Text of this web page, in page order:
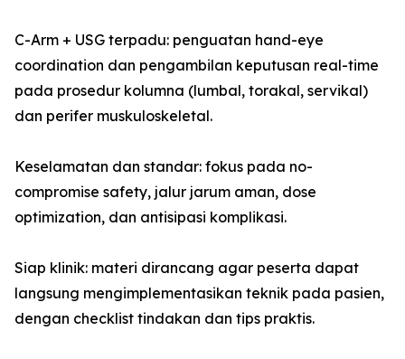
C-Arm + USG terpadu: penguatan hand-eye
coordination dan pengambilan keputusan real-time
pada prosedur kolumna (lumbal, torakal, servikal)
dan perifer muskuloskeletal.
Keselamatan dan standar: fokus pada no-
compromise safety, jalur jarum aman, dose
optimization, dan antisipasi komplikasi.
Siap klinik: materi dirancang agar peserta dapat
langsung mengimplementasikan teknik pada pasien,
dengan checklist tindakan dan tips praktis.